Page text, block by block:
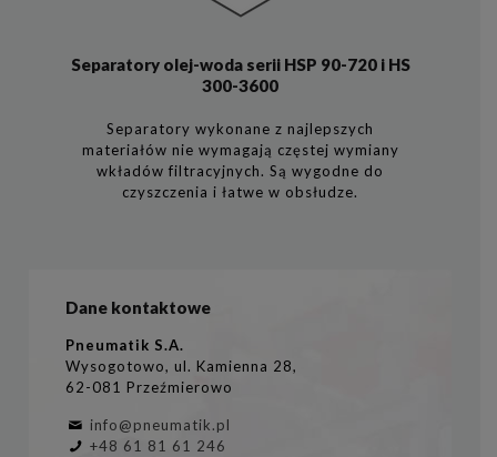
Separatory olej-woda serii HSP 90-720 i HS
300-3600
Separatory wykonane z najlepszych
materiałów nie wymagają częstej wymiany
wkładów filtracyjnych. Są wygodne do
czyszczenia i łatwe w obsłudze.
Dane kontaktowe
Pneumatik S.A.
Wysogotowo, ul. Kamienna 28,
62-081 Przeźmierowo
info@pneumatik.pl
+48 61 81 61 246